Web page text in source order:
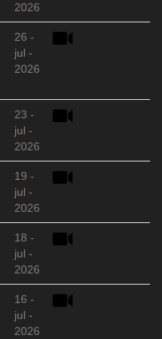
2026
26 -
jul -
2026
23 -
jul -
2026
19 -
jul -
2026
18 -
jul -
2026
16 -
jul -
2026